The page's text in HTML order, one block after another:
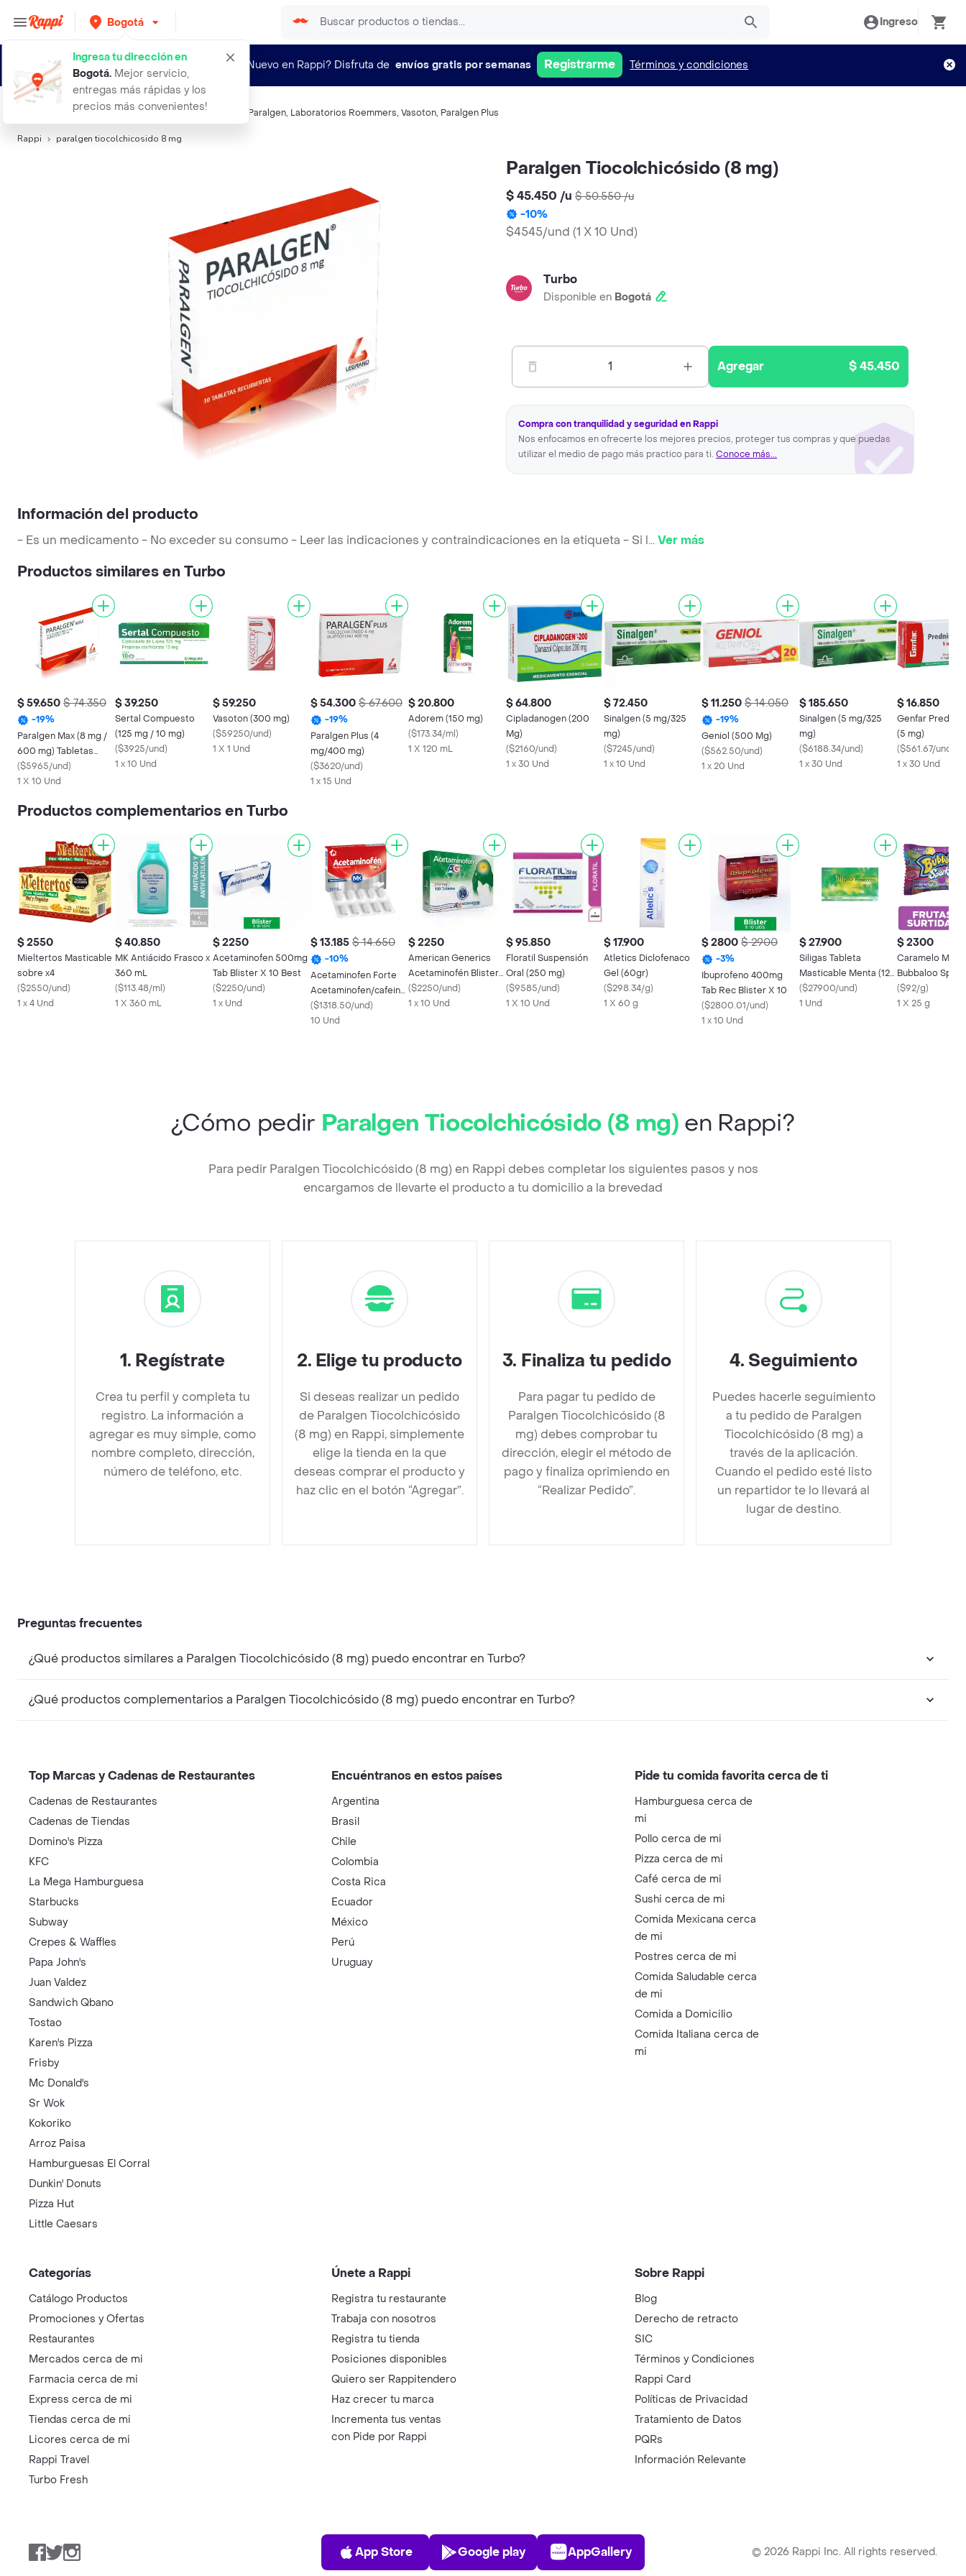
Bogotá
Ingresa tu dirección en
Bogotá. Mejor servicio,
entregas más rápidas y los
precios más convenientes!
Ingreso
¿Nuevo en Rappi? Disfruta de envíos gratis por semanas Registrarme Términos y condiciones
Búsquedas relacionadas:Muscular y Antiinflamatorio Paralgen, Laboratorios Roemmers, Vasoton, Paralgen Plus
Rappi paralgen tiocolchicosido 8 mg
Paralgen Tiocolchicósido (8 mg)
$ 45.450 /u $ 50.550/u
-10%
$4545/und (1 X 10 Und)
Turbo
Disponible en Bogotá
1 Agregar $ 45.450
Compra con tranquilidad y seguridad en Rappi
Nos enfocamos en ofrecerte los mejores precios, proteger tus compras y que puedas
utilizar el medio de pago más practico para ti. Conoce más...
Información del producto
- Es un medicamento - No exceder su consumo - Leer las indicaciones y contraindicaciones en la etiqueta - Si l...Ver más
Productos similares en Turbo
$ 59.650 $ 74.350
-19%
Paralgen Max (8 mg /
600 mg) Tabletas
Recubiertas
($5965/und)
1 X 10 Und
$ 39.250
Sertal Compuesto
(125 mg / 10 mg)
($3925/und)
1 x 10 Und
$ 59.250
Vasoton (300 mg)
($59250/und)
1 X 1 Und
$ 54.300 $ 67.600
-19%
Paralgen Plus (4
mg/400 mg)
($3620/und)
1 x 15 Und
$ 20.800
Adorem (150 mg)
($173.34/ml)
1 X 120 mL
$ 64.800
Cipladanogen (200
Mg)
($2160/und)
1 x 30 Und
$ 72.450
Sinalgen (5 mg/325
mg)
($7245/und)
1 x 10 Und
$ 11.250 $ 14.050
-19%
Geniol (500 Mg)
($562.50/und)
1 x 20 Und
$ 185.650
Sinalgen (5 mg/325
mg)
($6188.34/und)
1 x 30 Und
$ 16.850
Genfar
(5 mg)
($561.67/und
1 x 30 Und
Productos complementarios en Turbo
$ 2550
Mieltertos Masticable
sobre x4
($2550/und)
1 x 4 Und
$ 40.850
MK Antiácido Frasco x
360 mL
($113.48/ml)
1 X 360 mL
$ 2250
Acetaminofen 500mg
Tab Blister X 10 Best
($2250/und)
1 x Und
$ 13.185 $ 14.650
-10%
Acetaminofen Forte
Acetaminofen/cafeina
500/65 Mg
($1318.50/und)
10 Und
$ 2250
American Generics
Acetaminofén Blister
X 10 (500 mg)
($2250/und)
1 x 10 Und
$ 95.850
Floratil Suspensión
Oral (250 mg)
($9585/und)
1 X 10 Und
$ 17.900
Atletics Diclofenaco
Gel (60gr)
($298.34/g)
1 X 60 g
$ 2800 $ 2900
-3%
Ibuprofeno 400mg
Tab Rec Blister X 10
($2800.01/und)
1 x 10 Und
$ 27.900
Siligas Tableta
Masticable Menta (125
mg)
($27900/und)
1 Und
$ 2300
Caramelo
Bubbaloo
Frutas 25 g
($92/g)
1 X 25 g
¿Cómo pedir Paralgen Tiocolchicósido (8 mg) en Rappi?
Para pedir Paralgen Tiocolchicósido (8 mg) en Rappi debes completar los siguientes pasos y nos
encargamos de llevarte el producto a tu domicilio a la brevedad
1. Regístrate
Crea tu perfil y completa tu
registro. La información a
agregar es muy simple, como
nombre completo, dirección,
número de teléfono, etc.
2. Elige tu producto
Si deseas realizar un pedido
de Paralgen Tiocolchicósido
(8 mg) en Rappi, simplemente
elige la tienda en la que
deseas comprar el producto y
haz clic en el botón “Agregar”.
3. Finaliza tu pedido
Para pagar tu pedido de
Paralgen Tiocolchicósido (8
mg) debes comprobar tu
dirección, elegir el método de
pago y finaliza oprimiendo en
“Realizar Pedido”.
4. Seguimiento
Puedes hacerle seguimiento
a tu pedido de Paralgen
Tiocolchicósido (8 mg) a
través de la aplicación.
Cuando el pedido esté listo
un repartidor te lo llevará al
lugar de destino.
Preguntas frecuentes
¿Qué productos similares a Paralgen Tiocolchicósido (8 mg) puedo encontrar en Turbo?
¿Qué productos complementarios a Paralgen Tiocolchicósido (8 mg) puedo encontrar en Turbo?
Top Marcas y Cadenas de Restaurantes
Cadenas de Restaurantes
Cadenas de Tiendas
Domino's Pizza
KFC
La Mega Hamburguesa
Starbucks
Subway
Crepes & Waffles
Papa John's
Juan Valdez
Sandwich Qbano
Tostao
Karen's Pizza
Frisby
Mc Donald's
Sr Wok
Kokoriko
Arroz Paisa
Hamburguesas El Corral
Dunkin' Donuts
Pizza Hut
Little Caesars
Encuéntranos en estos países
Argentina
Brasil
Chile
Colombia
Costa Rica
Ecuador
México
Perú
Uruguay
Pide tu comida favorita cerca de ti
Hamburguesa cerca de
mi
Pollo cerca de mi
Pizza cerca de mi
Café cerca de mi
Sushi cerca de mi
Comida Mexicana cerca
de mi
Postres cerca de mi
Comida Saludable cerca
de mi
Comida a Domicilio
Comida Italiana cerca de
mi
Categorías
Catálogo Productos
Promociones y Ofertas
Restaurantes
Mercados cerca de mi
Farmacia cerca de mi
Express cerca de mi
Tiendas cerca de mi
Licores cerca de mi
Rappi Travel
Turbo Fresh
Únete a Rappi
Registra tu restaurante
Trabaja con nosotros
Registra tu tienda
Posiciones disponibles
Quiero ser Rappitendero
Haz crecer tu marca
Incrementa tus ventas
con Pide por Rappi
Sobre Rappi
Blog
Derecho de retracto
SIC
Términos y Condiciones
Rappi Card
Políticas de Privacidad
Tratamiento de Datos
PQRs
Información Relevante
Facebook
TwitterInstagram
App Store
App Store
Play Store
Google play
AppGallery
AppGallery © 2026 Rappi Inc. All rights reserved.